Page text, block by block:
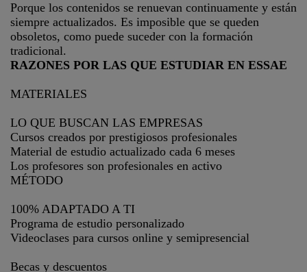
Porque los contenidos se renuevan continuamente y están
siempre actualizados. Es imposible que se queden
obsoletos, como puede suceder con la formación
tradicional.
RAZONES POR LAS QUE ESTUDIAR EN ESSAE
MATERIALES
LO QUE BUSCAN LAS EMPRESAS
Cursos creados por prestigiosos profesionales
Material de estudio actualizado cada 6 meses
Los profesores son profesionales en activo
MÉTODO
100% ADAPTADO A TI
Programa de estudio personalizado
Videoclases para cursos online y semipresencial
Becas y descuentos